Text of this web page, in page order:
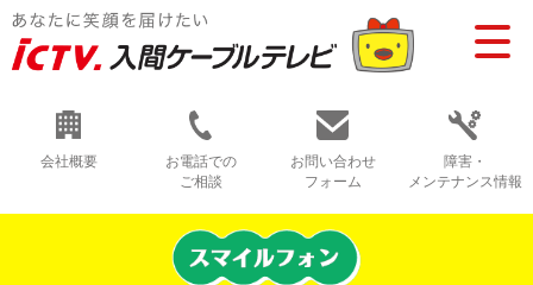
会社概要
お電話での
ご相談
お問い合わせ
フォーム
障害・
メンテナンス情報